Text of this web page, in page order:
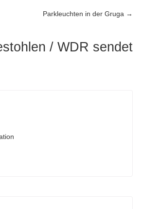
Parkleuchten in der Gruga →
/ WDR sendet